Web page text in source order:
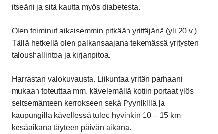
itseäni ja sitä kautta myös diabetesta.
Olen toiminut aikaisemmin pitkään yrittäjänä (yli 20 v.).
Tällä hetkellä olen palkansaajana tekemässä yritysten
taloushallintoa ja kirjanpitoa.
Harrastan valokuvausta. Liikuntaa yritän parhaani
mukaan toteuttaa mm. kävelemällä kotiin portaat ylös
seitsemänteen kerrokseen sekä Pyynikillä ja
kaupungilla kävellessä tulee hyvinkin 10 – 15 km
kesäaikana täyteen päivän aikana.